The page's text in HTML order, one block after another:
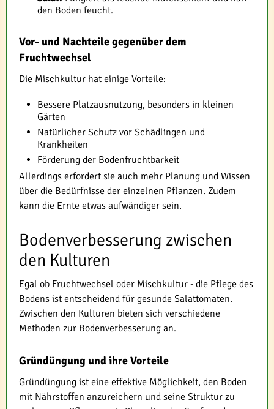
den Boden feucht.
Vor- und Nachteile gegenüber dem
Fruchtwechsel
Die Mischkultur hat einige Vorteile:
Bessere Platzausnutzung, besonders in kleinen
Gärten
Natürlicher Schutz vor Schädlingen und
Krankheiten
Förderung der Bodenfruchtbarkeit
Allerdings erfordert sie auch mehr Planung und Wissen
über die Bedürfnisse der einzelnen Pflanzen. Zudem
kann die Ernte etwas aufwändiger sein.
Bodenverbesserung zwischen
den Kulturen
Egal ob Fruchtwechsel oder Mischkultur - die Pflege des
Bodens ist entscheidend für gesunde Salattomaten.
Zwischen den Kulturen bieten sich verschiedene
Methoden zur Bodenverbesserung an.
Gründüngung und ihre Vorteile
Gründüngung ist eine effektive Möglichkeit, den Boden
mit Nährstoffen anzureichern und seine Struktur zu